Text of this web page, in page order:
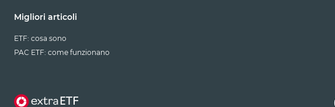
Migliori articoli
ETF: cosa sono
PAC ETF: come funzionano